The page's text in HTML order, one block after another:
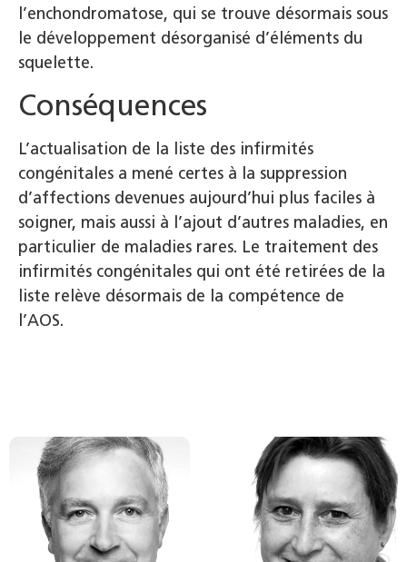
l’enchondromatose, qui se trouve désormais sous
le développement désorganisé d’éléments du
squelette.
Conséquences
L’actualisation de la liste des infirmités
congénitales a mené certes à la suppression
d’affections devenues aujourd’hui plus faciles à
soigner, mais aussi à l’ajout d’autres maladies, en
particulier de maladies rares. Le traitement des
infirmités congénitales qui ont été retirées de la
liste relève désormais de la compétence de
l’AOS.